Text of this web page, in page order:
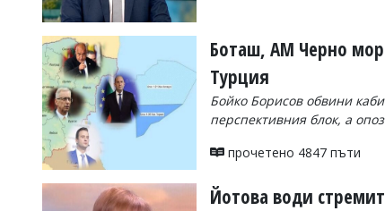
Боташ, АМ Черно
Турция
Бойко Борисов обвини
перспективния блок, а
прочетено 4847 пъти
Йотова води